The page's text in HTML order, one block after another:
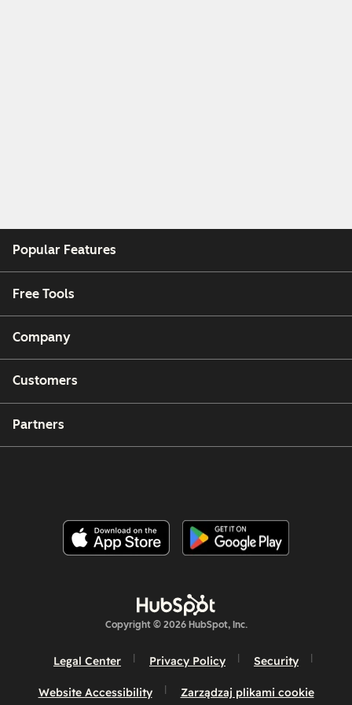
Popular Features
Free Tools
Company
Customers
Partners
Copyright © 2026 HubSpot, Inc.
Legal Center Privacy Policy Security
Website Accessibility Zarządzaj plikami cookie